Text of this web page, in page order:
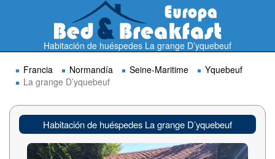
Habitación de huéspedes La grange D’yquebeuf
Francia
Normandía Seine-Maritime
Yquebeuf
La grange D’yquebeuf
Habitación de huéspedes La grange D’yquebeuf